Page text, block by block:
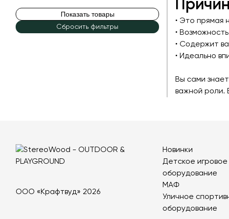
Показать товары
Сбросить фильтры
• Это прямая
•
• Содержит
• Идеально
Вы сами
важной роли.
Новинки
Детское игровое
оборудование
МАФ
Уличное
оборудование
ООО «Крафтвуд» 2026